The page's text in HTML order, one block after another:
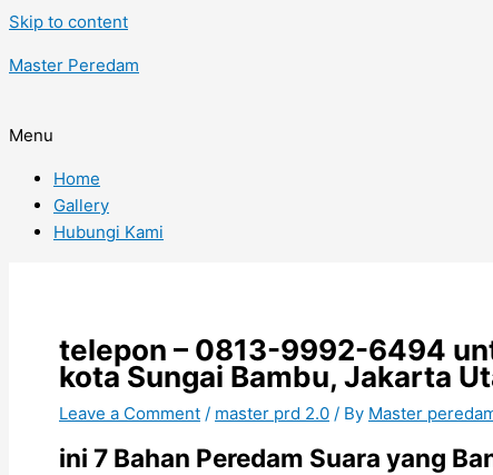
Skip to content
Master Peredam
Menu
Home
Gallery
Hubungi Kami
telepon – 0813-9992-6494
kota Sungai Bambu, Jakarta
Leave a Comment / master prd 2.0 / By Master
ini 7 Bahan Peredam Suara yang